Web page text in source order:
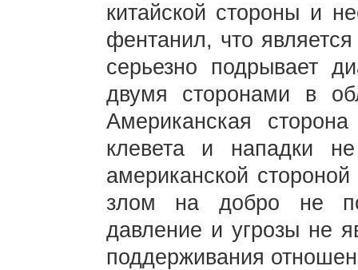
китайской стороны и
фентанил, что
серьезно подрывает
двумя сторонами в
Американская
клевета и нападки
американской
злом на добро не
давление и угрозы не
поддерживания